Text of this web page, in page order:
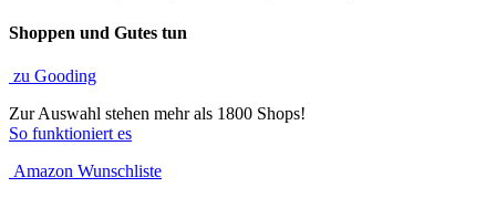
Shoppen und Gutes tun
zu Gooding
Zur Auswahl stehen mehr als 1800 Shops!
So funktioniert es
Amazon Wunschliste